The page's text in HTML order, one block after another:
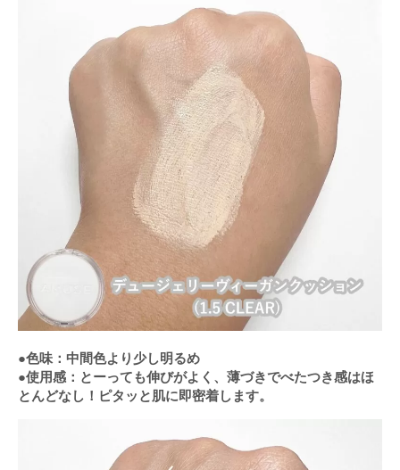
●色味：中間色より少し明るめ
●使用感：とーっても伸びがよく、薄づきでべたつき感はほ
とんどなし！ピタッと肌に即密着します。